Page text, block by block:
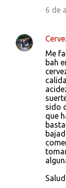
6 de
Me
bah
sido
que